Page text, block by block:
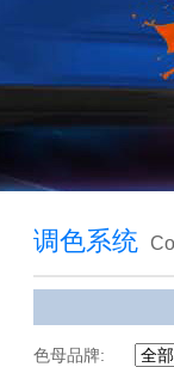
调色系统
色母品牌: